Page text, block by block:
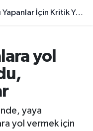
İçin Kritik Yaş Şartları
yol
yaya
yol vermek için